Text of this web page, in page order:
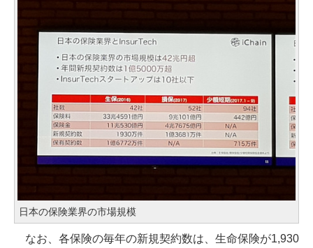
日本の保険業界の市場規模
なお、各保険の毎年の新規契約数は、生命保険が1,930